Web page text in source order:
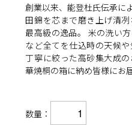
創業以来、能登杜氏伝承に
田錦を芯まで磨き上げ清冽
最高級の逸品。 米の洗い
など全てを仕込時の天候
丁寧に絞った高砂集大成
華焼桐の箱に納め皆様にお
数量：